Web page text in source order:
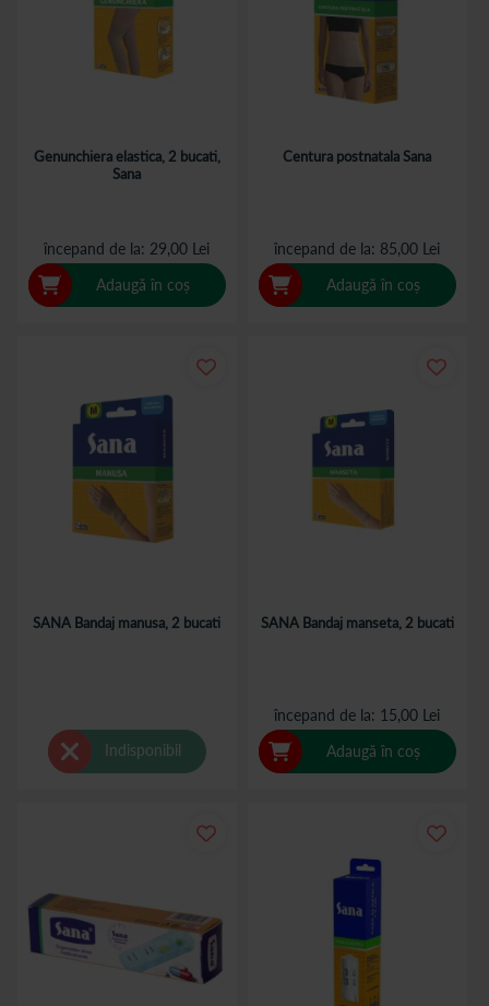
Genunchiera elastica, 2 bucati,
Sana
începand de la 29,00 Lei
Adaugă în coș
Centura postnatala Sana
începand de la 85,00 Lei
Adaugă în coș
SANA Bandaj manusa, 2 bucati
Indisponibil
SANA Bandaj manseta, 2 bucati
începand de la 15,00 Lei
Adaugă în coș